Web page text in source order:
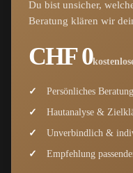
Du bist unsicher,
Beratung klären wir
CHF 0
Persönliches
Hautanalyse &
Unverbindlich &
Empfehlung